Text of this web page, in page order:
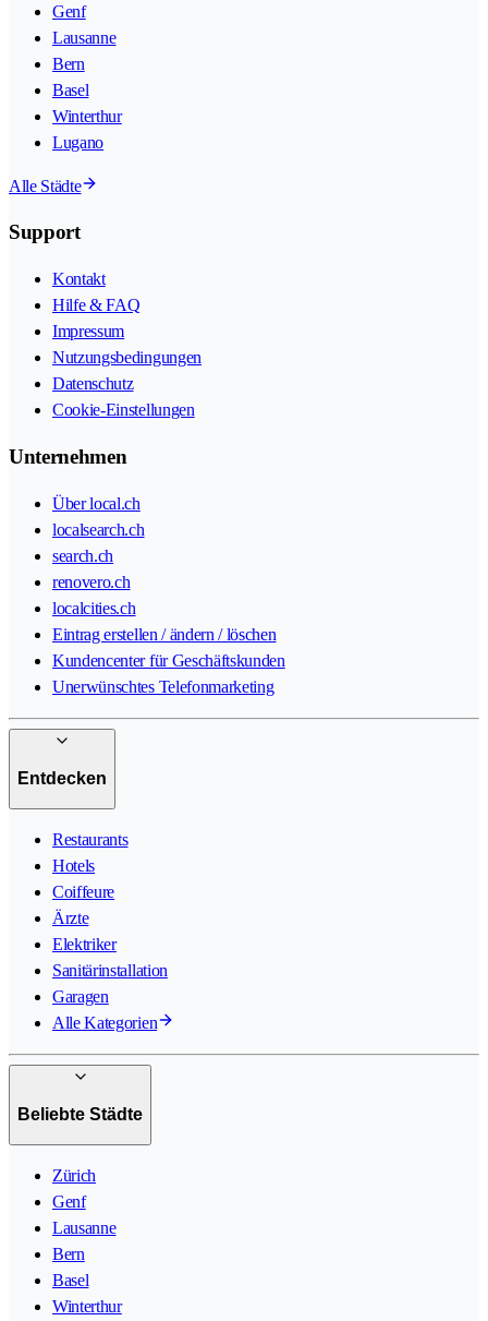
Genf
Lausanne
Bern
Basel
Winterthur
Lugano
Alle Städte
Support
Kontakt
Hilfe & FAQ
Impressum
Nutzungsbedingungen
Datenschutz
Cookie-Einstellungen
Unternehmen
Über local.ch
localsearch.ch
search.ch
renovero.ch
localcities.ch
Eintrag erstellen / ändern / löschen
Kundencenter für Geschäftskunden
Unerwünschtes Telefonmarketing
Entdecken
Restaurants
Hotels
Coiffeure
Ärzte
Elektriker
Sanitärinstallation
Garagen
Alle Kategorien
Beliebte Städte
Zürich
Genf
Lausanne
Bern
Basel
Winterthur